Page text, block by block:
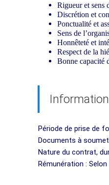
Rigueur et sens
Discrétion et
Ponctualité et
Sens de
Honnêteté et
Respect de la
Bonne capacité
Période de prise de
Documents à
Nature du contrat,
Rémunération : Selon